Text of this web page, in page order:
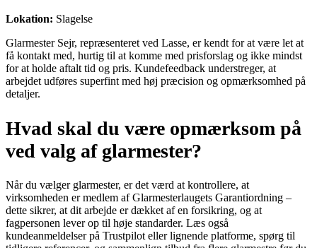
Lokation: Slagelse
Glarmester Sejr, repræsenteret ved Lasse, er kendt for at være let at
få kontakt med, hurtig til at komme med prisforslag og ikke mindst
for at holde aftalt tid og pris. Kundefeedback understreger, at
arbejdet udføres superfint med høj præcision og opmærksomhed på
detaljer.
Hvad skal du være opmærksom på
ved valg af glarmester?
Når du vælger glarmester, er det værd at kontrollere, at
virksomheden er medlem af Glarmesterlaugets Garantiordning –
dette sikrer, at dit arbejde er dækket af en forsikring, og at
fagpersonen lever op til høje standarder. Læs også
kundeanmeldelser på Trustpilot eller lignende platforme, spørg til